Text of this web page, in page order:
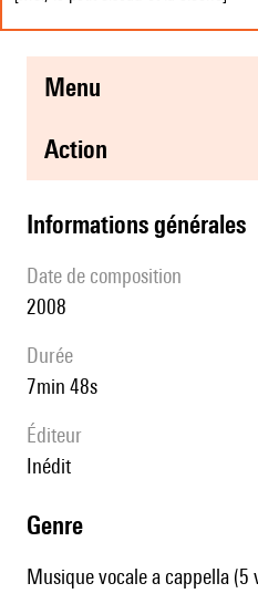
menu
action
informations générales
date de composition
2008
durée
7min 48s
éditeur
Inédit
genre
Musique vocale a cappella (5